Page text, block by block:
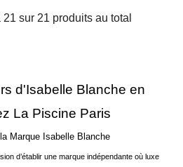
sur 21 produits au total
d'Isabelle Blanche en
La Piscine Paris
Marque Isabelle Blanche
d’établir une marque indépendante où luxe